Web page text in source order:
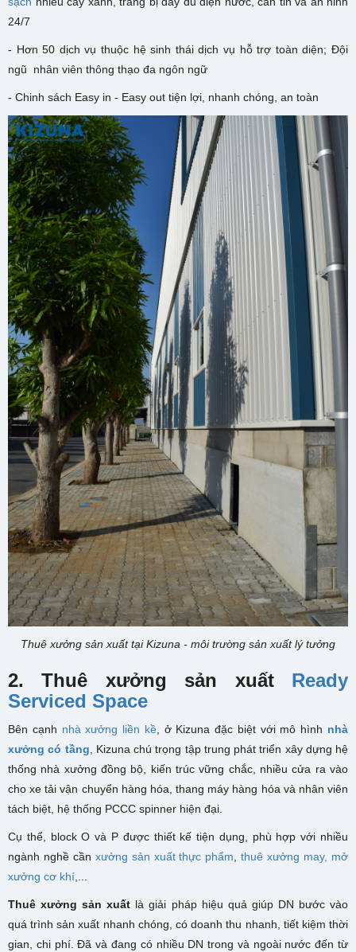
24/7
- Hơn 50 dịch vụ thuộc hệ sinh thái dịch vụ hỗ trợ toàn diện; Đội
ngũ nhân viên thông thạo đa ngôn ngữ
- Chinh sách Easy in - Easy out tiện lợi, nhanh chóng, an toàn
Thuê xưởng sản xuất tại Kizuna - môi trường sản xuất lý tưởng
2. Thuê xưởng sản xuất Ready
Serviced Space
Bên cạnh nhà xưởng liền kề, ở Kizuna đặc biệt với mô hình nhà
xưởng có tầng, Kizuna chú trọng tập trung phát triển xây dựng hệ
thống nhà xưởng đồng bộ, kiến trúc vững chắc, nhiều cửa ra vào
cho xe tải vận chuyển hàng hóa, thang máy hàng hóa và nhân viên
tách biệt, hệ thống PCCC spinner hiện đại.
Cụ thể, block O và P được thiết kế tiện dụng, phù hợp với nhiều
ngành nghề cần xưởng sản xuất thực phẩm,thuê xưởng may, mở
xưởng cơ khí,...
Thuê xưởng sản xuất là giải pháp hiệu quả giúp DN bước vào
quá trình sản xuất nhanh chóng, có doanh thu nhanh, tiết kiệm thời
gian, chi phí. Đã và đang có nhiều DN trong và ngoài nước đến từ